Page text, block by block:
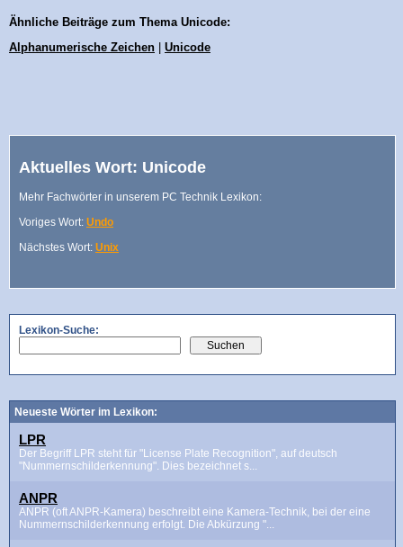
Ähnliche Beiträge zum Thema Unicode:
Alphanumerische Zeichen
Unicode
Aktuelles Wort: Unicode
Mehr Fachwörter in unserem PC Technik Lexikon:
Voriges Wort: Undo
Nächstes Wort: Unix
Lexikon-Suche:
Neueste Wörter im Lexikon:
LPR
Der Begriff LPR steht für "License Plate Recognition", auf deutsch
"Nummernschilderkennung". Dies bezeichnet s...
ANPR
ANPR (oft ANPR-Kamera) beschreibt eine Kamera-Technik, bei der eine
Nummernschilderkennung erfolgt. Die Abkürzung "...